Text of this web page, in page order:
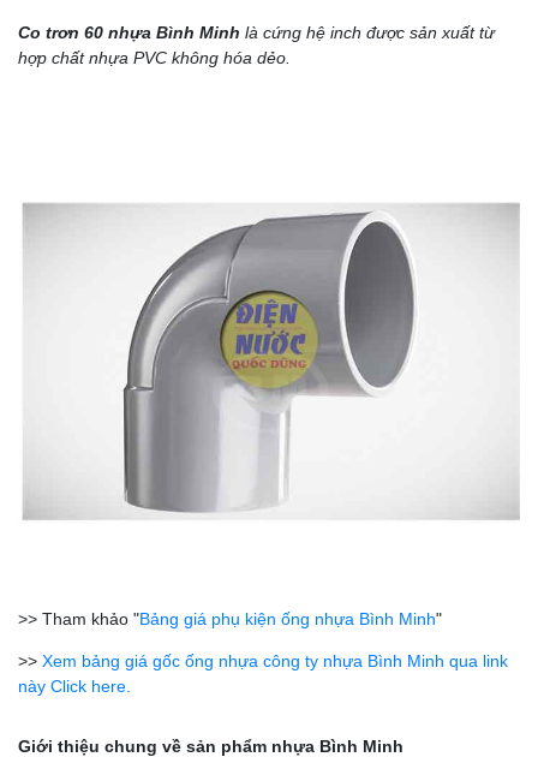
Co trơn 60 nhựa Bình Minh là cứng hệ inch được sản xuất từ
hợp chất nhựa PVC không hóa dẻo.
>> Tham khảo "Bảng giá phụ kiện ống nhựa Bình Minh"
>> Xem bảng giá gốc ống nhựa công ty nhựa Bình Minh qua link
này Click here.
Giới thiệu chung về sản phẩm nhựa Bình Minh